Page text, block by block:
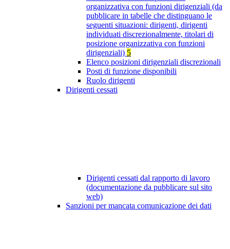
organizzativa con funzioni dirigenziali (da
pubblicare in tabelle che distinguano le
seguenti situazioni: dirigenti, dirigenti
individuati discrezionalmente, titolari di
posizione organizzativa con funzioni
dirigenziali) 5
Elenco posizioni dirigenziali discrezionali
Posti di funzione disponibili
Ruolo dirigenti
Dirigenti cessati
Dirigenti cessati dal rapporto di lavoro
(documentazione da pubblicare sul sito
web)
Sanzioni per mancata comunicazione dei dati